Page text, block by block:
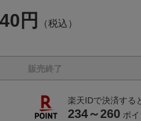
円 （税込）
販売終了
楽天IDで決済する
234～260 ポ